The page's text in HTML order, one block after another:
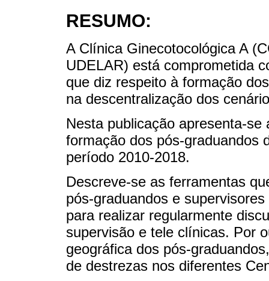
RESUMO:
A Clínica Ginecotocológica A
UDELAR) está comprometida
que diz respeito à formação
na descentralização dos
Nesta publicação apresenta-
formação dos pós-graduandos
período 2010-2018.
Descreve-se as ferramentas
pós-graduandos e
para realizar regularmente
supervisão e tele clínicas. Por
geográfica dos pós-
de destrezas nos diferentes